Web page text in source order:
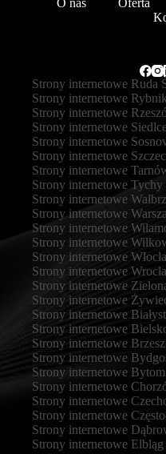
O nas Oferta
Strony internetowe Ruda
Strony internetowe
Strony internetowe
Strony internetowe
Strony internetowe
Strony internetowe
Strony internetowe
Strony internetowe Tychy
Strony internetowe
Strony internetowe
Strony internetowe
Strony internetowe
Strony internetowe
Strony internetowe
Strony internetowe
Strony internetowe
Strony internetowe
Strony internetowe
Strony internetowe
Strony internetowe
Strony internetowe Bytom
Strony internetowe
Strony internetowe
Strony internetowe
Strony internetowe
Strony internetowe Elbląg